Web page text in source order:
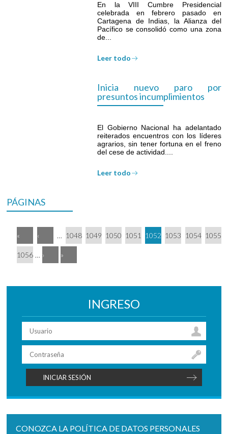
En la VIII Cumbre Presidencial
celebrada en febrero pasado en
Cartagena de Indias, la Alianza del
Pacífico se consolidó como una zona
de...
Leer todo
Inicia nuevo paro por
presuntos incumplimientos
El Gobierno Nacional ha adelantado
reiterados encuentros con los líderes
agrarios, sin tener fortuna en el freno
del cese de actividad....
Leer todo
PÁGINAS
« ‹ … 1048 1049 1050 1051 1052 1053 1054 1055
1056 … › »
INGRESO
CONOZCA LA POLÍTICA DE DATOS PERSONALES